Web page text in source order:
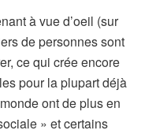
à vue d’oeil (sur
de personnes sont
ce qui crée encore
pour la plupart déjà
ont de plus en
» et certains